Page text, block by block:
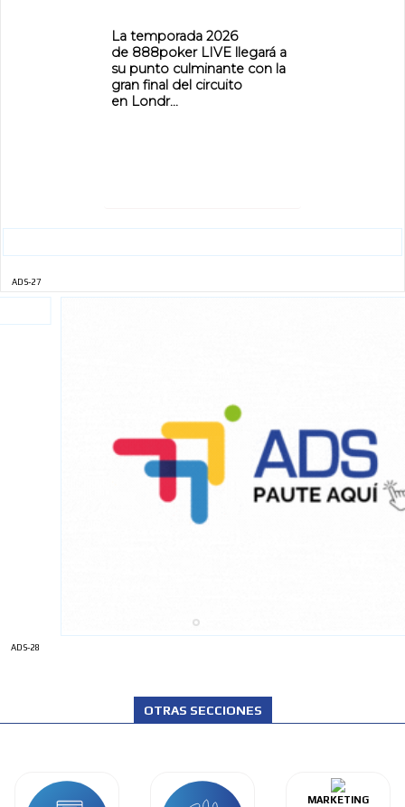
La temporada 2026
de 888poker LIVE llegará a
su punto culminante con la
gran final del circuito
en Londr...
ADS-27
ADS-28
OTRAS SECCIONES
MARKETING